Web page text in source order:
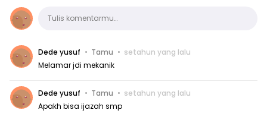
KomentarTulis komentarmu…
Dede yusuf Tamu
setahun yang lalu
Melamar jdi mekanik
Dede yusuf Tamu
setahun yang lalu
Apakh bisa ijazah smp